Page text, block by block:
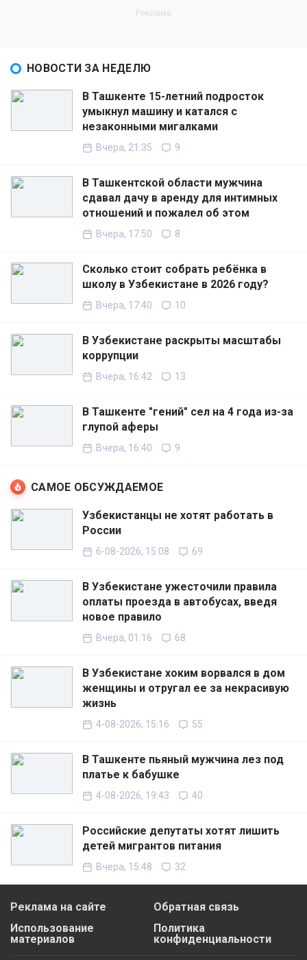
НОВОСТИ ЗА НЕДЕЛЮ
В Ташкенте 15-летний подросток
умыкнул машину и катался с
незаконными мигалками
Вчера, 21:35 9
В Ташкентской области мужчина
сдавал дачу в аренду для интимных
отношений и пожалел об этом
Вчера, 17:50 8
Сколько стоит собрать ребёнка в
школу в Узбекистане в 2026 году?
Вчера, 17:40 10
В Узбекистане раскрыты масштабы
коррупции
Вчера, 16:42 13
В Ташкенте "гений" сел на 4 года из-за
глупой аферы
Вчера, 16:40 9
САМОЕ ОБСУЖДАЕМОЕ
Узбекистанцы не хотят работать в
России
6-08-2026, 15:08 69
В Узбекистане ужесточили правила
оплаты проезда в автобусах, введя
новое правило
Вчера, 01:16 68
В Узбекистане хоким ворвался в дом
женщины и отругал ее за некрасивую
жизнь
4-08-2026, 15:16 55
В Ташкенте пьяный мужчина лез под
платье к бабушке
4-08-2026, 19:43 40
Российские депутаты хотят лишить
детей мигрантов питания
Вчера, 15:48 32
Реклама на сайте
Обратная связь
Использование
материалов
Политика
конфиденциальности